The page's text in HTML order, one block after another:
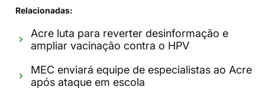
Relacionadas:
Acre luta para reverter desinformação e
ampliar vacinação contra o HPV
MEC enviará equipe de especialistas ao Acre
após ataque em escola